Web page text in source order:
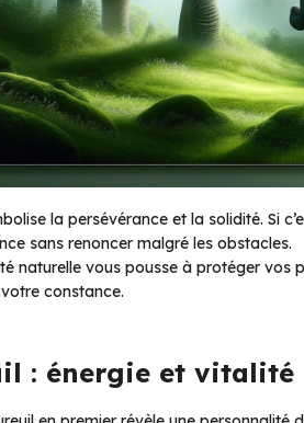
la persévérance et la solidité. Si
sans renoncer malgré les obstacles.
naturelle vous pousse à protéger vos
constance.
: énergie et vitalité